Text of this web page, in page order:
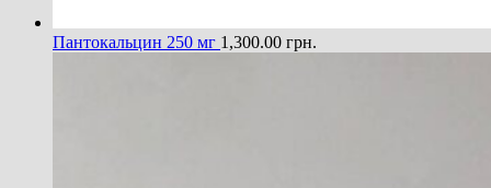
Пантокальцин 250 мг 1,300.00 грн.